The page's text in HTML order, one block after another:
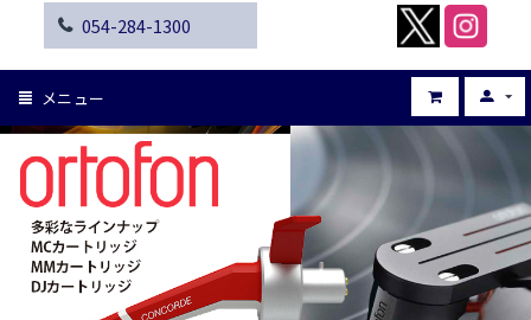
054-284-1300
メニュー